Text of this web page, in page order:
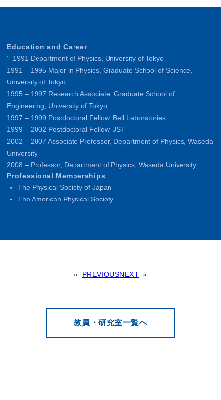
Education and Career
‘- 1991 Department of Physics, University of Tokyo
1991 – 1995 Major in Physics, Graduate School of Science,
University of Tokyo
1995 – 1997 Research Associate, Graduate School of
Engineering, University of Tokyo
1997 – 1999 Postdoctoral Fellow, Bell Laboratories
1999 – 2002 Postdoctoral Fellow, JST
2002 – 2007 Associate Professor, Department of Physics, Waseda
University
2008 – Professor, Department of Physics, Waseda University
Professional Memberships
The Physical Society of Japan
The American Physical Society
« PREVIOUSNEXT »
教員・研究室一覧へ